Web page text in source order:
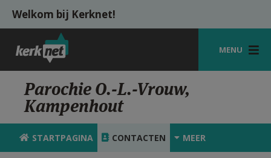
Overslaan en naar de inhoud gaan
Welkom bij Kerknet!
MENU
STARTPAGINA
KERK
VIERINGEN
Parochie O.-L.-Vrouw,
Kampenhout
STARTPAGINA CONTACTEN MEER